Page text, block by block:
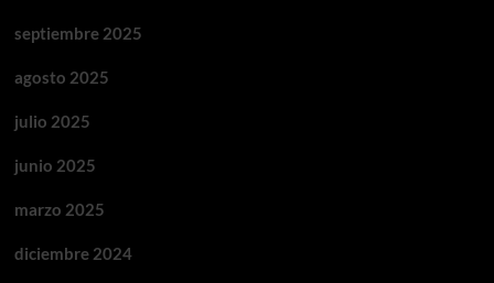
septiembre 2025
agosto 2025
julio 2025
junio 2025
marzo 2025
diciembre 2024